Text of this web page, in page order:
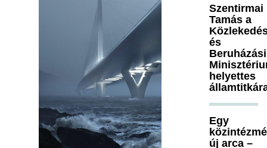
Szentirmai
Tamás a
és
Beruházási
helyettes
Egy
új arca –